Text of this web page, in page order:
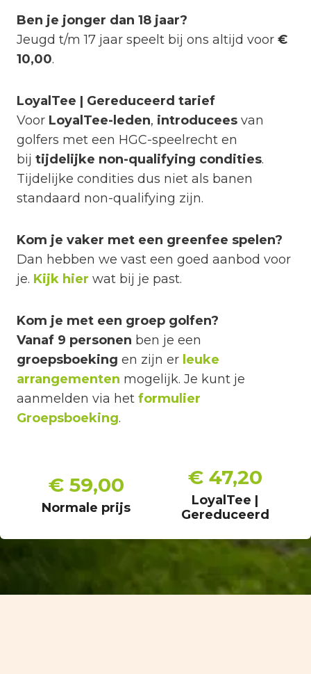
Ben je jonger dan 18 jaar?
Jeugd t/m 17 jaar speelt bij ons altijd voor €
10,00.
LoyalTee | Gereduceerd tarief
Voor LoyalTee-leden, introducees van
golfers met een HGC-speelrecht en
bij tijdelijke non-qualifying condities.
Tijdelijke condities dus niet als banen
standaard non-qualifying zijn.
Kom je vaker met een greenfee spelen?
Dan hebben we vast een goed aanbod voor
je. Kijk hier wat bij je past.
Kom je met een groep golfen?
Vanaf 9 personen ben je een
groepsboeking en zijn er leuke
arrangementen mogelijk. Je kunt je
aanmelden via het formulier
Groepsboeking.
€ 59,00
Normale prijs
€ 47,20
LoyalTee |
Gereduceerd